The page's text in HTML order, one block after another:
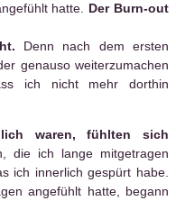
hatte. Der Burn-out
Denn nach dem ersten
genauso weiterzumachen
ich nicht mehr dorthin
waren, fühlten sich
die ich lange mitgetragen
ich innerlich gespürt habe.
angefühlt hatte, begann